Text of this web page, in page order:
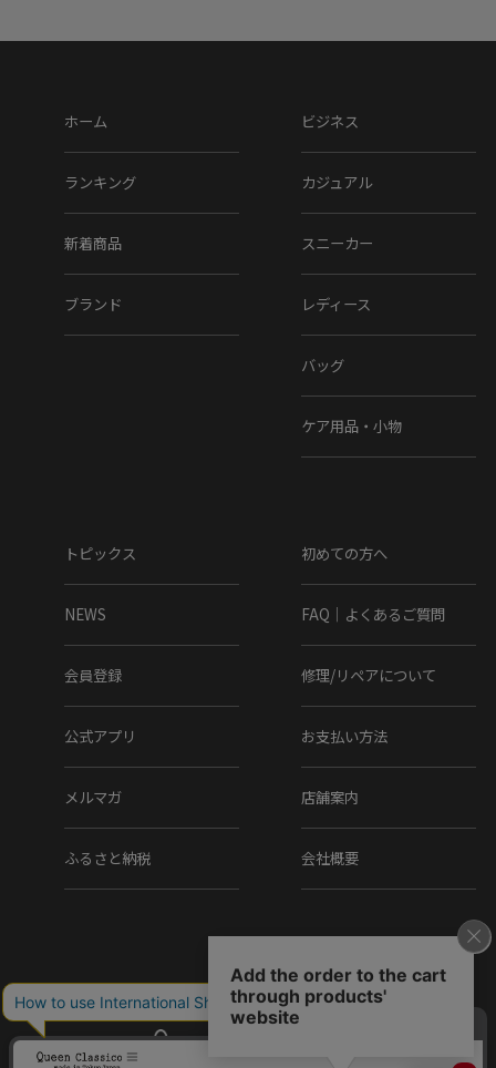
ホーム
ランキング
新着商品
ブランド
ビジネス
カジュアル
スニーカー
レディース
バッグ
ケア用品・小物
トピックス
NEWS
会員登録
公式アプリ
メルマガ
ふるさと納税
初めての方へ
FAQ｜よくあるご質問
修理/リペアについて
お支払い方法
店舗案内
会社概要